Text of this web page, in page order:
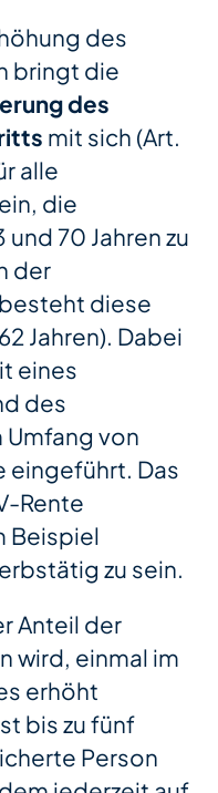
des
bringt die
des
mit sich (Art.
alle
die
70 Jahren zu
der
diese
Jahren). Dabei
eines
des
von
eingeführt. Das
Rente
Beispiel
zu sein.
Anteil der
wird, einmal im
erhöht
bis zu fünf
Person